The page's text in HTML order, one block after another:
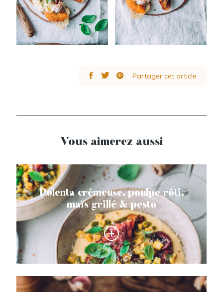
Partager cet article
Vous aimerez aussi
Polenta crémeuse, poulpe rôti,
maïs grillé & pesto